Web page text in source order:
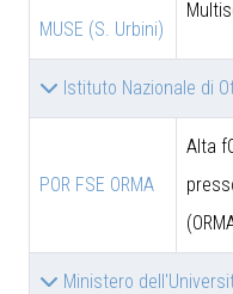
MUSE (S. Urbini)
Istituto Nazionale di
POR FSE ORMA
Alta
Ministero